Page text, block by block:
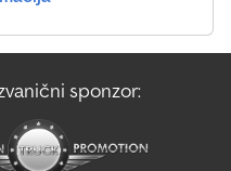
sponzor: